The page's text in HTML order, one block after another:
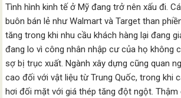
Tình hình kinh tế ở Mỹ đang trở nên xấu đi.
buôn bán lẻ như Walmart và Target than
tăng trong khi nhu cầu khách hàng lại đang
đang lo vì công nhân nhập cư của họ không
sợ bị trục xuất. Ngành xây dựng cũng quan
cao đối với vật liệu từ Trung Quốc, trong khi
hơi đối mặt với giá thép tăng đột ngột. Thậm